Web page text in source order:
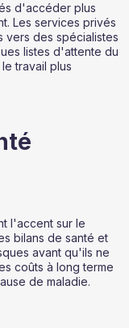
d'accéder plus
Les services privés
vers des spécialistes
listes d'attente du
travail plus
l'accent sur le
bilans de santé et
avant qu'ils ne
coûts à long terme
de maladie.